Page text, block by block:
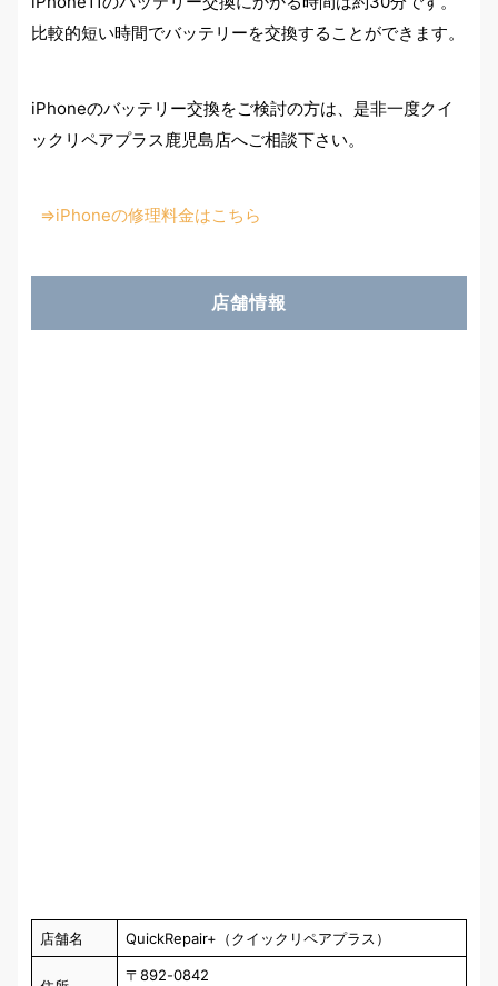
比較的短い時間でバッテリーを交換することができます。
iPhoneのバッテリー交換をご検討の方は、是非一度クイ
ックリペアプラス鹿児島店へご相談下さい。
⇒iPhoneの修理料金はこちら
店舗情報
店舗名 QuickRepair+（クイックリペアプラス）
〒892-0842